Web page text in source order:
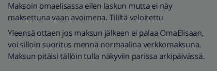
Maksoin omaelisassa eilen laskun mutta ei näy
maksettuna vaan avoimena. Tililtä veloitettu
Yleensä ottaen jos maksun jälkeen ei palaa OmaElisaan,
voi silloin suoritus mennä normaalina verkkomaksuna.
Maksun pitäisi tällöin tulla näkyviin parissa arkipäivässä.